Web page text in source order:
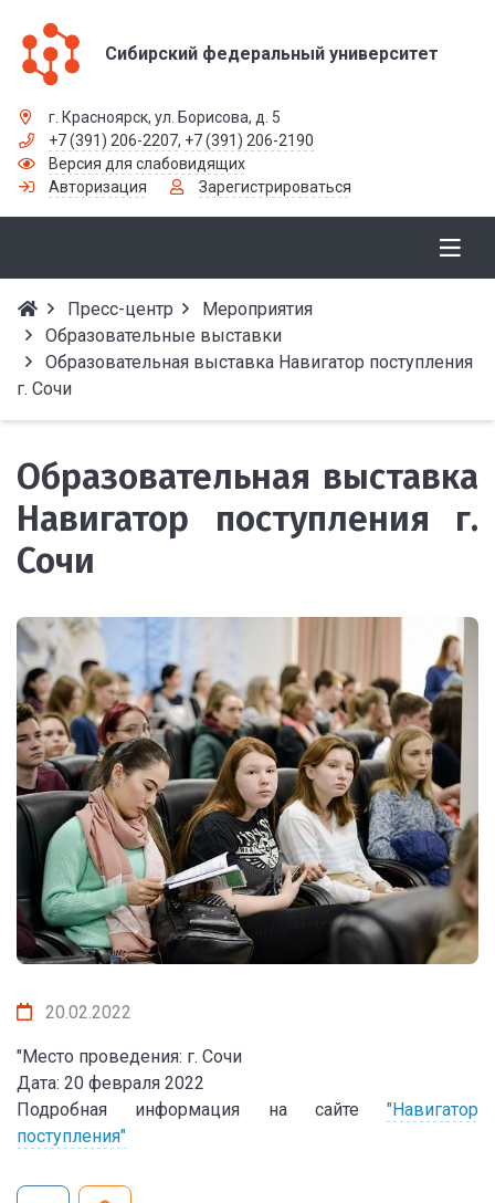
Сибирский федеральный университет
г. Красноярск, ул. Борисова, д. 5
+7 (391) 206-2207, +7 (391) 206-2190
Версия для слабовидящих
Авторизация
Зарегистрироваться
Пресс-центр
Мероприятия
Образовательные выставки
Образовательная выставка Навигатор поступления
г. Сочи
Образовательная выставка
Навигатор поступления г.
Сочи
20.02.2022
"Место проведения: г. Сочи
Дата: 20 февраля 2022
Подробная информация на сайте "Навигатор
поступления"